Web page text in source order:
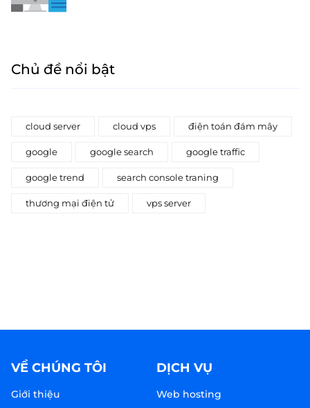
Chủ đề nổi bật
cloud server cloud vps điện toán đám mây
google google search google traffic
google trend search console traning
thương mại điện tử vps server
VỀ CHÚNG TÔI
Giới thiệu
DỊCH VỤ
Web hosting